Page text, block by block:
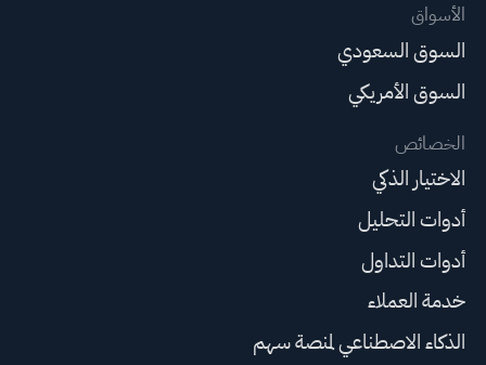
الأسواق
السوق السعودي
السوق الأمريكي
الخصائص
الاختيار الذكي
أدوات التحليل
أدوات التداول
خدمة العملاء
الذكاء الاصطناعي لمنصة سهم